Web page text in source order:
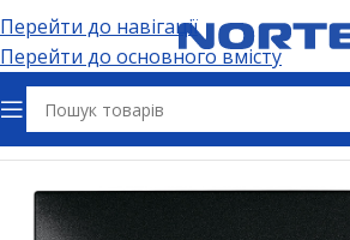
Перейти до навігації
Перейти до основного вмісту
Головна Електрофурнітура Розетки